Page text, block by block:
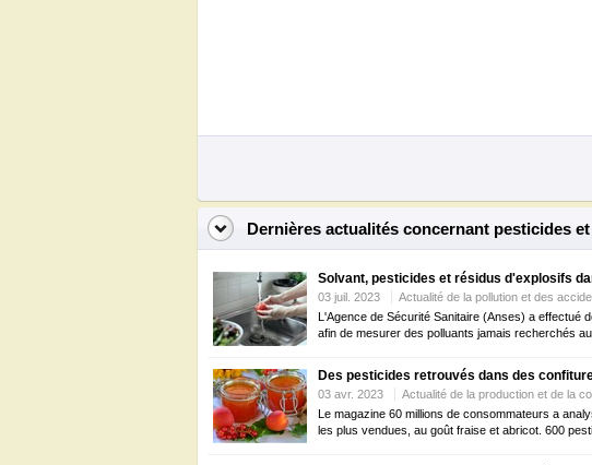
Dernières actualités concernant pesticides
Solvant, pesticides et résidus d'explosifs
03 juil. 2023
Actualité de la pollution et des
L'Agence de Sécurité Sanitaire (Anses) a effectué
afin de mesurer des polluants jamais recherchés
Des pesticides retrouvés dans des
03 avr. 2023
Actualité de la production et de la
Le magazine 60 millions de consommateurs a
les plus vendues, au goût fraise et abricot. 600